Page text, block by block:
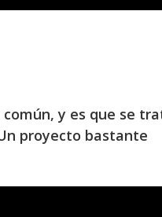
y es que se
proyecto bastante